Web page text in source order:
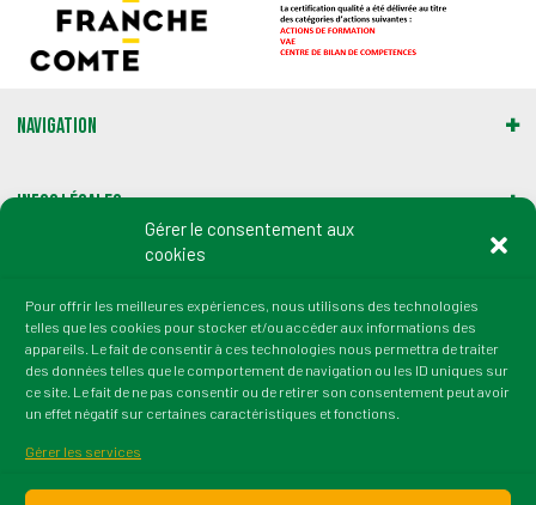
Gérer le consentement aux
cookies
Pour offrir les meilleures expériences, nous utilisons des technologies
telles que les cookies pour stocker et/ou accéder aux informations des
appareils. Le fait de consentir à ces technologies nous permettra de traiter
des données telles que le comportement de navigation ou les ID uniques sur
ce site. Le fait de ne pas consentir ou de retirer son consentement peut avoir
un effet négatif sur certaines caractéristiques et fonctions.
Gérer les services
Navigation
Infos légales
Adresse :
2 rue du Professeur Marion
21000 Dijon
tél. : 03 80 72 64 50
fax : 03 80 36 45 38